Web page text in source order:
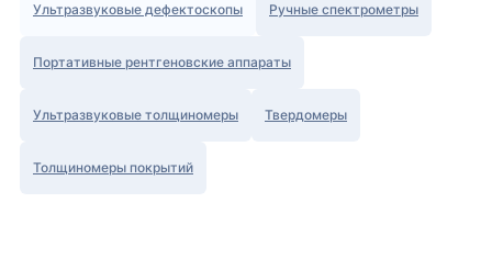
Ультразвуковые дефектоскопы Ручные спектрометры
Портативные рентгеновские аппараты
Ультразвуковые толщиномеры Твердомеры
Толщиномеры покрытий